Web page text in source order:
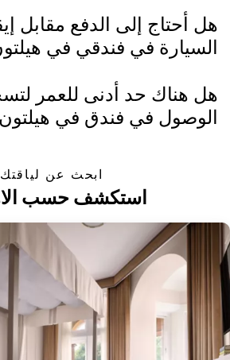
هل أحتاج إلى الدفع مقابل
السيارة في فندقي في
هل هناك حد أدنى للعمر
الوصول في فندق في
ابحث عن لياقتك
استكشف حسب